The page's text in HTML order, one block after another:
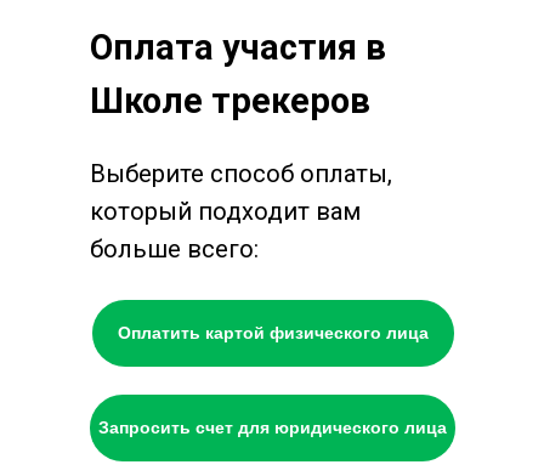
Оплатить картой физического лица
Запросить счет для юридического лица
Оплата участия в
Школе трекеров
Выберите способ оплаты,
который подходит вам
больше всего: